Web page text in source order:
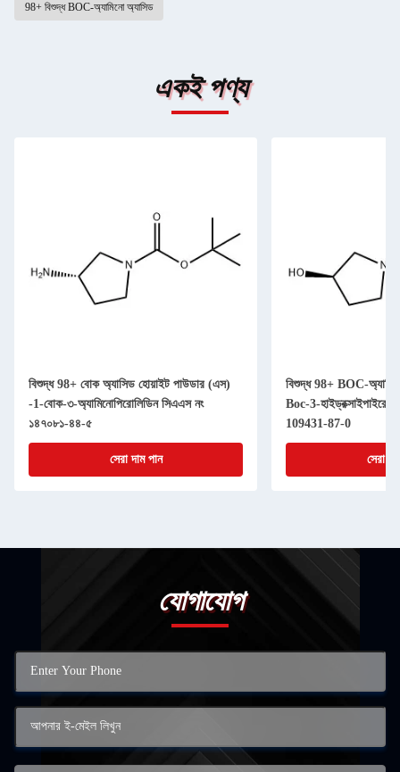
98+ বিশুদ্ধ BOC-অ্যামিনো অ্যাসিড
একই পণ্য
বিশুদ্ধ 98+ বোক অ্যাসিড হোয়াইট পাউডার (এস)
-1-বোক-৩-অ্যামিনোপিরোলিডিন সিএএস নং
১৪৭০৮১-৪৪-৫
সেরা দাম পান
বিশুদ্ধ 98+ BOC-
Boc-3-
109431-87-0
সেরা
যোগাযোগ